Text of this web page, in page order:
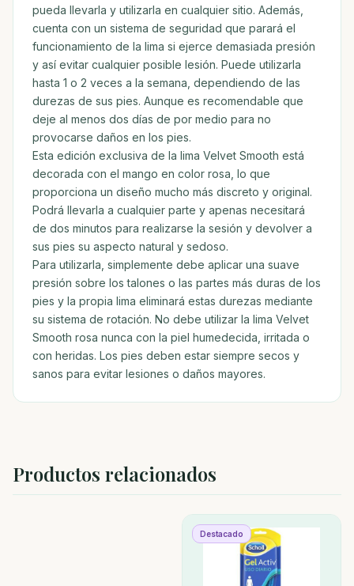
pueda llevarla y utilizarla en cualquier sitio. Además,
cuenta con un sistema de seguridad que parará el
funcionamiento de la lima si ejerce demasiada presión
y así evitar cualquier posible lesión. Puede utilizarla
hasta 1 o 2 veces a la semana, dependiendo de las
durezas de sus pies. Aunque es recomendable que
deje al menos dos días de por medio para no
provocarse daños en los pies.
Esta edición exclusiva de la lima Velvet Smooth está
decorada con el mango en color rosa, lo que
proporciona un diseño mucho más discreto y original.
Podrá llevarla a cualquier parte y apenas necesitará
de dos minutos para realizarse la sesión y devolver a
sus pies su aspecto natural y sedoso.
Para utilizarla, simplemente debe aplicar una suave
presión sobre los talones o las partes más duras de los
pies y la propia lima eliminará estas durezas mediante
su sistema de rotación. No debe utilizar la lima Velvet
Smooth rosa nunca con la piel humedecida, irritada o
con heridas. Los pies deben estar siempre secos y
sanos para evitar lesiones o daños mayores.
Productos relacionados
Destacado